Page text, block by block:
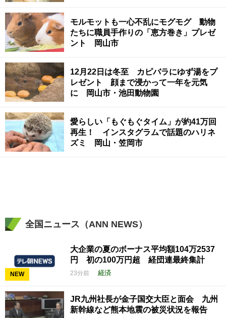
モルモットも一心不乱にモグモグ 動物
たちに職員手作りの「恵方巻き」プレゼ
ント 岡山市
12月22日は冬至 カピバラにゆず湯をプ
レゼント 顔まで浸かって一年を元気
に 岡山市・池田動物園
愛らしい「もぐもぐタイム」が約41万回
再生！ インスタグラムで話題のハリネ
ズミ 岡山・笠岡市
全国ニュース（ANN NEWS）
NEW
大企業の夏のボーナス平均額104万2537
円 初の100万円超 経団連最終集計
23分前 経済
JR九州社長が金子国交大臣と面会 九州
新幹線など熊本地震の被災状況を報告